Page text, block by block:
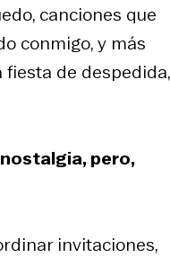
canciones que
conmigo, y más
de despedida,
pero,
invitaciones,